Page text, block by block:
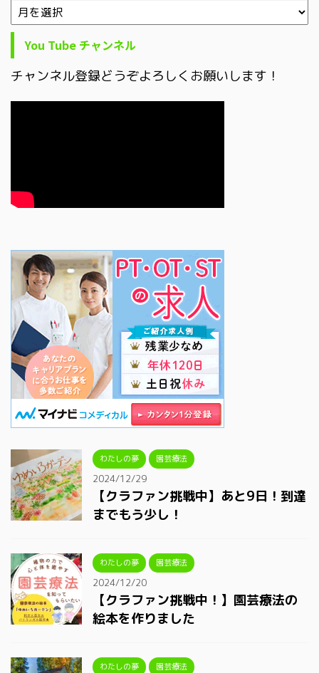
You Tube チャンネル
チャンネル登録どうぞよろしくお願いします！
わたしの夢 園芸療法
2024/12/29
【クラファン挑戦中】あと9日！到達
までもう少し！
わたしの夢 園芸療法
2024/12/20
【クラファン挑戦中！】園芸療法の
絵本を作りました
わたしの夢 園芸療法